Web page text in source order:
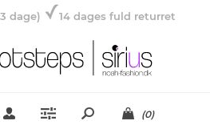
dage) 14 dages fuld returret
(0)